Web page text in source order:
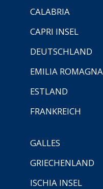
CALABRIA
CAPRI INSEL
DEUTSCHLAND
EMILIA ROMAGNA
ESTLAND
FRANKREICH
GALLES
GRIECHENLAND
ISCHIA INSEL